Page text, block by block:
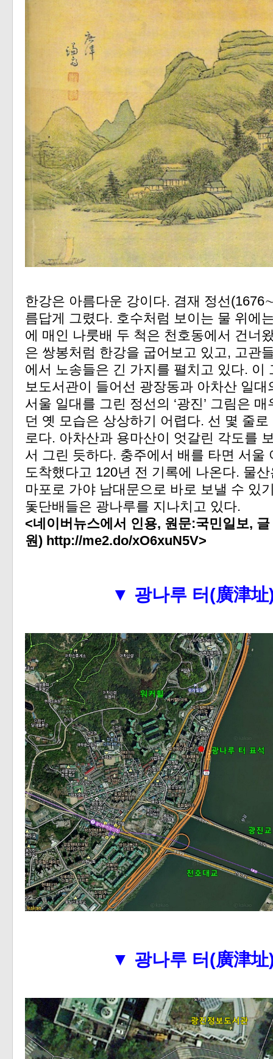
한강은 아름다운 강이다. 겸재 정선
름답게 그렸다. 호수처럼 보이는 물 위에
에 매인 나룻배 두 척은 천호동에서 건너
은 쌍봉처럼 한강을 굽어보고 있고, 고관
에서 노송들은 긴 가지를 펼치고 있다. 이
보도서관이 들어선 광장동과 아차산 일
서울 일대를 그린 정선의 ‘광진’ 그림은
던 옛 모습은 상상하기 어렵다. 선 몇 줄
로다. 아차산과 용마산이 엇갈린 각도를
서 그린 듯하다. 충주에서 배를 타면 서울
도착했다고 120년 전 기록에 나온다. 물
마포로 가야 남대문으로 바로 보낼 수 있
돛단배들은 광나루를 지나치고 있다.
<네이버뉴스에서 인용, 원문:국민일보,
원) http://me2.do/xO6xuN5V>
▼ 광나루 터(廣津址
▼ 광나루 터(廣津址